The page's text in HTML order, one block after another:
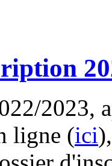
2023,
ligne (ici